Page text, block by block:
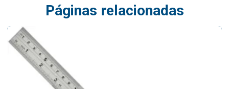
Páginas relacionadas